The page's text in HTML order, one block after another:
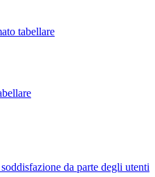
tabellare
da parte degli utenti